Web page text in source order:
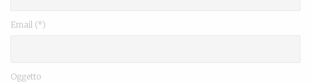
Email (*)
Oggetto